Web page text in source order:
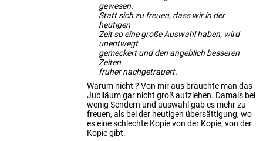
gewesen.
Statt sich zu freuen, dass wir in der
heutigen
Zeit so eine große Auswahl haben, wird
unentwegt
gemeckert und den angeblich besseren
Zeiten
früher nachgetrauert.
Warum nicht ? Von mir aus bräuchte man das
Jubiläum gar nicht groß aufziehen. Damals bei
wenig Sendern und auswahl gab es mehr zu
freuen, als bei der heutigen übersättigung, wo
es eine schlechte Kopie von der Kopie, von der
Kopie gibt.